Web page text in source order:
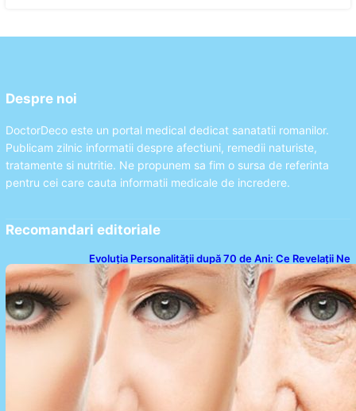
Despre noi
DoctorDeco este un portal medical dedicat sanatatii romanilor.
Publicam zilnic informatii despre afectiuni, remedii naturiste,
tratamente si nutritie. Ne propunem sa fim o sursa de referinta
pentru cei care cauta informatii medicale de incredere.
Recomandari editoriale
Evoluția Personalității după 70 de Ani: Ce Revelații Ne
Oferă Studiile Psihologice